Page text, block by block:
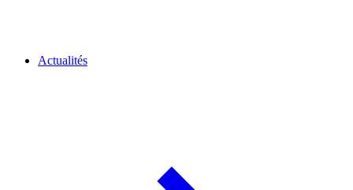
Actualités